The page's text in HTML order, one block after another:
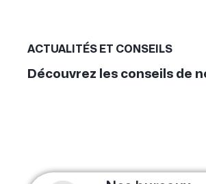
ACTUALITÉS ET CONSEILS
Découvrez les conseils de